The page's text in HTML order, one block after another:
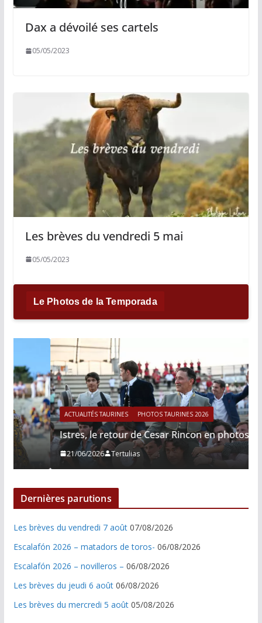
Dax a dévoilé ses cartels
05/05/2023
Les brèves du vendredi 5 mai
05/05/2023
Le Photos de la Temporada
ACTUALITÉS TAURINES PHOTOS TAURINES 2026
Istres, le retour de Cesar Rincon en photos
21/06/2026 Tertulias
Dernières parutions
Les brèves du vendredi 7 août 07/08/2026
Escalafón 2026 – matadors de toros- 06/08/2026
Escalafón 2026 – novilleros – 06/08/2026
Les brèves du jeudi 6 août 06/08/2026
Les brèves du mercredi 5 août 05/08/2026